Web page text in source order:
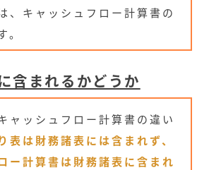
、キャッシュフロー計算書の
。
含まれるかどうか
ャッシュフロー計算書の違い
表は財務諸表には含まれず、
ー計算書は財務諸表に含まれ